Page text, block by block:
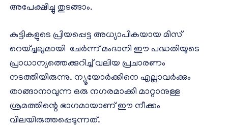
അപേക്ഷിച്ചു തുടങ്ങാം.
കുട്ടികളുടെ പ്രിയപ്പെട്ട അധ്യാപികയായ മിസ്
റെയ്ച്ചലുമായി ചേർന്ന് മംദാനി ഈ പദ്ധതിയുടെ
പ്രാധാന്യത്തെക്കുറിച്ച് വലിയ പ്രചാരണം
നടത്തിയിരുന്നു. ന്യൂയോർക്കിനെ എല്ലാവർക്കും
താങ്ങാനാവുന്ന ഒരു നഗരമാക്കി മാറ്റാനുള്ള
ശ്രമത്തിന്റെ ഭാഗമായാണ് ഈ നീക്കം
വിലയിരുത്തപ്പെടുന്നത്.